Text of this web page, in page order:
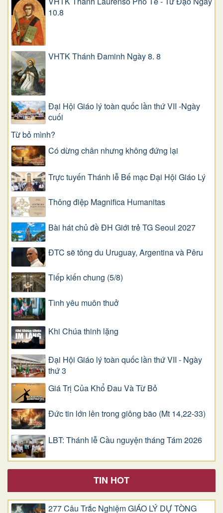
10.8
VHTK Thánh Đaminh Ngày 8. 8
Đại Hội Giáo lý toàn quốc lần thứ VII -Ngày
cuối
Từ bỏ mình?
Có dừng chân nhưng không đứng lại
Trực tuyến Thánh lễ Bế mạc Đại Hội Giáo Lý
Thông điệp Magnifica Humanitas
Bài hát chủ đề ĐH Giới trẻ TG Seoul 2027
ĐTC sẽ tông du Uruguay, Argentina và Pêru
Tiếp kiến chung (5/8)
Tình yêu muôn thuở
Khi Chúa thinh lặng
Đại Hội Giáo lý toàn quốc lần thứ VII - Ngày
thứ 3
Giá Trị Của Khổ Ðau Và Từ Bỏ
Đức tin lớn lên trong giông bão (Mt 14,22-33)
LBT: Thánh lễ Cầu nguyện tháng Tám 2026
TIN HOT
277 Câu Trắc Nghiệm GIÁO LÝ DỰ TÒNG